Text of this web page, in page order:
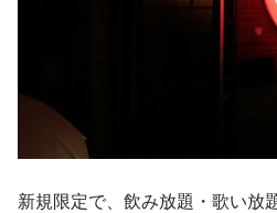
新規限定で、飲み放題・歌い放